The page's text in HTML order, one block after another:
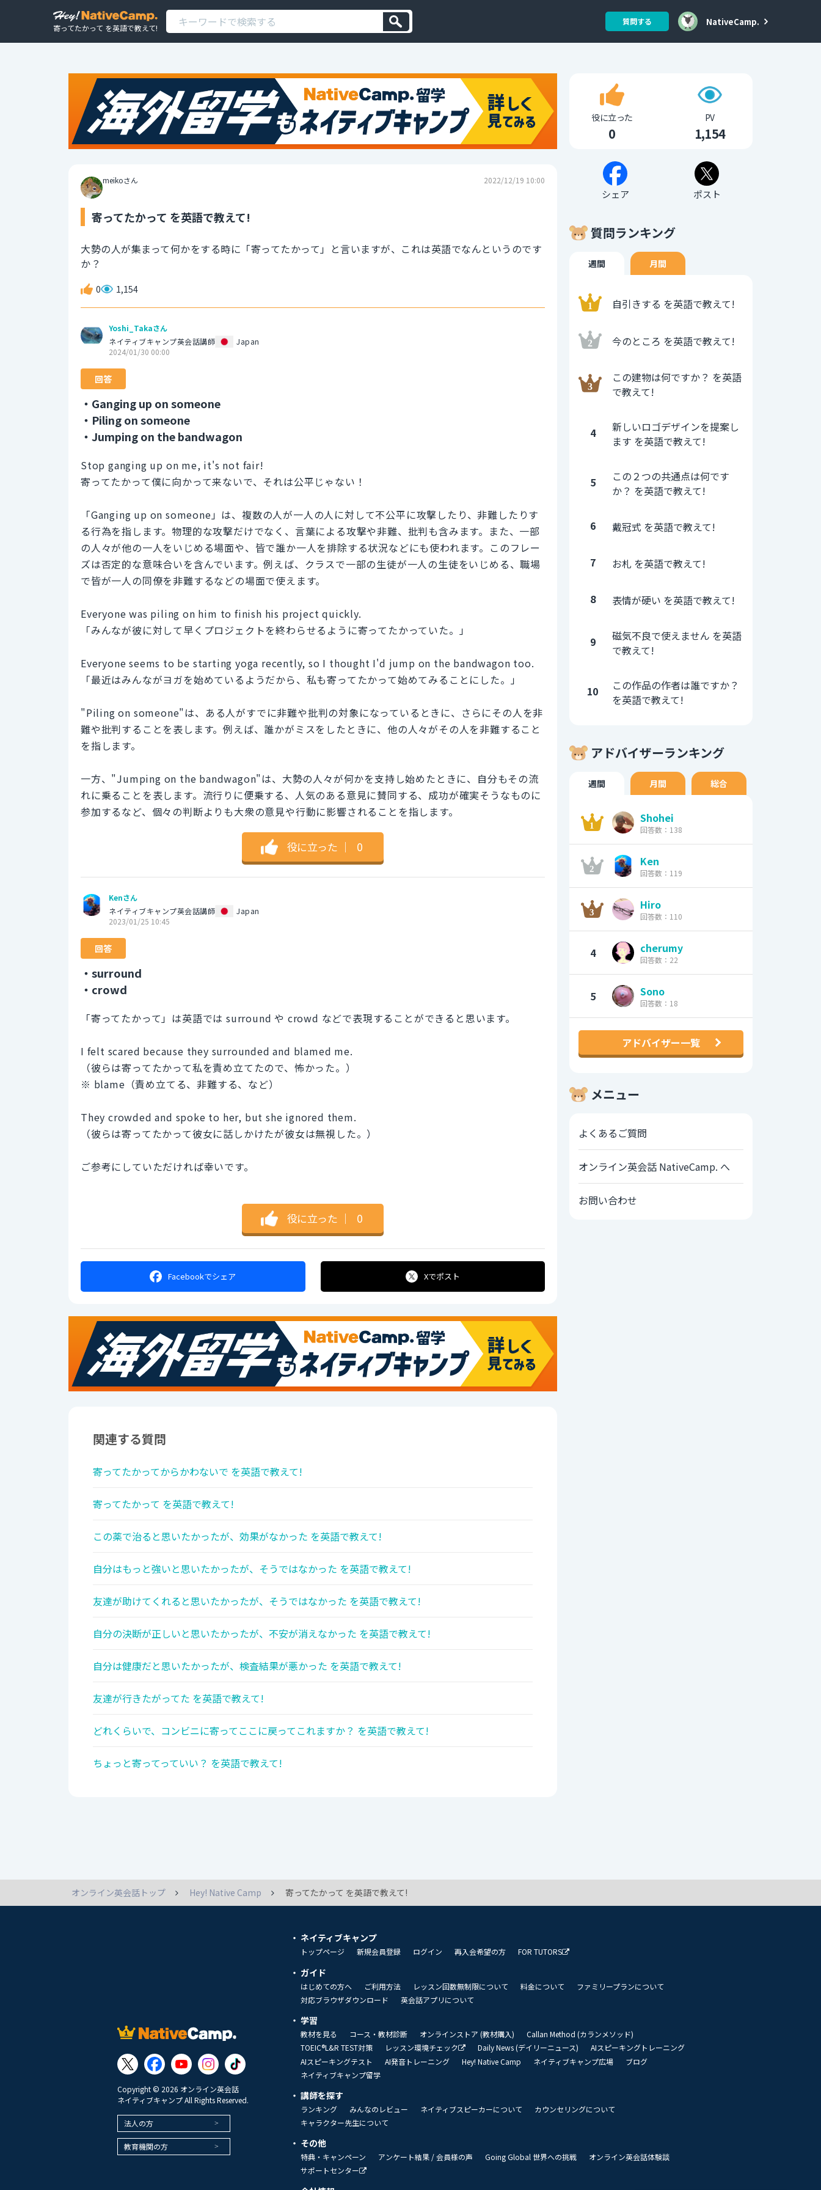
寄ってたかって を英語で教えて!
質問する NativeCamp.
meikoさん 2022/12/19 10:00
寄ってたかって を英語で教えて!
大勢の人が集まって何かをする時に「寄ってたかって」と言いますが、これは英語でなんというのです
か？
0 1,154
Yoshi_Takaさん
ネイティブキャンプ英会話講師
Japan
2024/01/30 00:00
回答
・Ganging up on someone
・Piling on someone
・Jumping on the bandwagon
Stop ganging up on me, it's not fair!
寄ってたかって僕に向かって来ないで、それは公平じゃない！
「Ganging up on someone」は、複数の人が一人の人に対して不公平に攻撃したり、非難したりす
る行為を指します。物理的な攻撃だけでなく、言葉による攻撃や非難、批判も含みます。また、一部
の人々が他の一人をいじめる場面や、皆で誰か一人を排除する状況などにも使われます。このフレー
ズは否定的な意味合いを含んでいます。例えば、クラスで一部の生徒が一人の生徒をいじめる、職場
で皆が一人の同僚を非難するなどの場面で使えます。
Everyone was piling on him to finish his project quickly.
「みんなが彼に対して早くプロジェクトを終わらせるように寄ってたかっていた。」
Everyone seems to be starting yoga recently, so I thought I'd jump on the bandwagon too.
「最近はみんながヨガを始めているようだから、私も寄ってたかって始めてみることにした。」
"Piling on someone"は、ある人がすでに非難や批判の対象になっているときに、さらにその人を非
難や批判することを表します。例えば、誰かがミスをしたときに、他の人々がその人を非難すること
を指します。
一方、"Jumping on the bandwagon"は、大勢の人々が何かを支持し始めたときに、自分もその流
れに乗ることを表します。流行りに便乗する、人気のある意見に賛同する、成功が確実そうなものに
参加するなど、個々の判断よりも大衆の意見や行動に影響されることを指します。
役に立った ｜ 0
Kenさん
ネイティブキャンプ英会話講師
Japan
2023/01/25 10:45
回答
・surround
・crowd
「寄ってたかって」は英語では surround や crowd などで表現することができると思います。
I felt scared because they surrounded and blamed me.
（彼らは寄ってたかって私を責め立てたので、怖かった。）
※ blame（責め立てる、非難する、など）
They crowded and spoke to her, but she ignored them.
（彼らは寄ってたかって彼女に話しかけたが彼女は無視した。）
ご参考にしていただければ幸いです。
役に立った ｜ 0
Facebookでシェア Xでポスト
関連する質問
寄ってたかってからかわないで を英語で教えて!
寄ってたかって を英語で教えて!
この薬で治ると思いたかったが、効果がなかった を英語で教えて!
自分はもっと強いと思いたかったが、そうではなかった を英語で教えて!
友達が助けてくれると思いたかったが、そうではなかった を英語で教えて!
自分の決断が正しいと思いたかったが、不安が消えなかった を英語で教えて!
自分は健康だと思いたかったが、検査結果が悪かった を英語で教えて!
友達が行きたがってた を英語で教えて!
どれくらいで、コンビニに寄ってここに戻ってこれますか？ を英語で教えて!
ちょっと寄ってっていい？ を英語で教えて!
役に立った
0
PV
1,154
シェア ポスト
質問ランキング
週間 月間
自引きする を英語で教えて!
今のところ を英語で教えて!
この建物は何ですか？ を英語
で教えて!
4
新しいロゴデザインを提案し
ます を英語で教えて!
5
この２つの共通点は何です
か？ を英語で教えて!
6 戴冠式 を英語で教えて!
7 お札 を英語で教えて!
8 表情が硬い を英語で教えて!
9
磁気不良で使えません を英語
で教えて!
10
この作品の作者は誰ですか？
を英語で教えて!
アドバイザーランキング
週間 月間 総合
Shohei
回答数：138
Ken
回答数：119
Hiro
回答数：110
4 cherumy
回答数：22
5 Sono
回答数：18
アドバイザー一覧
メニュー
よくあるご質問
オンライン英会話 NativeCamp. へ
お問い合わせ
オンライン英会話トップ Hey! Native Camp 寄ってたかって を英語で教えて!
Copyright © 2026 オンライン英会話
ネイティブキャンプ All Rights Reserved.
法人の方
教育機関の方
ネイティブキャンプ
トップページ 新規会員登録 ログイン 再入会希望の方 FOR TUTORS
ガイド
はじめての方へ ご利用方法 レッスン回数無制限について 料金について
ファミリープランについて
対応ブラウザダウンロード
英会話アプリについて
学習
教材を見る コース・教材診断 オンラインストア (教材購入)
Callan Method (カランメソッド)
TOEIC®L&R TEST対策
レッスン環境チェック Daily News (デイリーニュース)
AIスピーキングトレーニング
AIスピーキングテスト
AI発音トレーニング Hey! Native Camp ネイティブキャンプ広場
ブログ
ネイティブキャンプ留学
講師を探す
ランキング みんなのレビュー ネイティブスピーカーについて
カウンセリングについて
キャラクター先生について
その他
特典・キャンペーン アンケート結果 / 会員様の声 Going Global 世界への挑戦
オンライン英会話体験談
サポートセンター